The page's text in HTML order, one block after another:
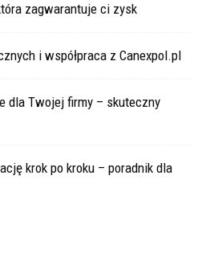
zagwarantuje ci zysk
i współpraca z Canexpol.pl
dla Twojej firmy – skuteczny
krok po kroku – poradnik dla